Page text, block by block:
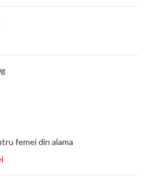
femei din alama